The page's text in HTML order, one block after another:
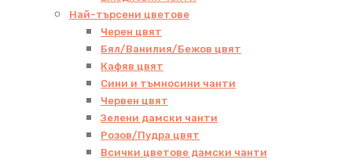
Най-търсени цветове
Черен цвят
Бял/Ванилия/Бежов цвят
Кафяв цвят
Сини и тъмносини чанти
Червен цвят
Зелени дамски чанти
Розов/Пудра цвят
Всички цветове дамски чанти